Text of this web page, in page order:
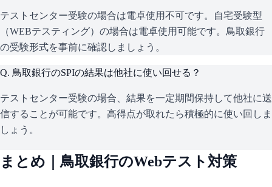
テストセンター受験の場合は電卓使用不可です。自宅受験型
（WEBテスティング）の場合は電卓使用可能です。鳥取銀行
の受験形式を事前に確認しましょう。
Q. 鳥取銀行のSPIの結果は他社に使い回せる？
テストセンター受験の場合、結果を一定期間保持して他社に送
信することが可能です。高得点が取れたら積極的に使い回しま
しょう。
まとめ｜ 鳥取銀行のWebテスト対策